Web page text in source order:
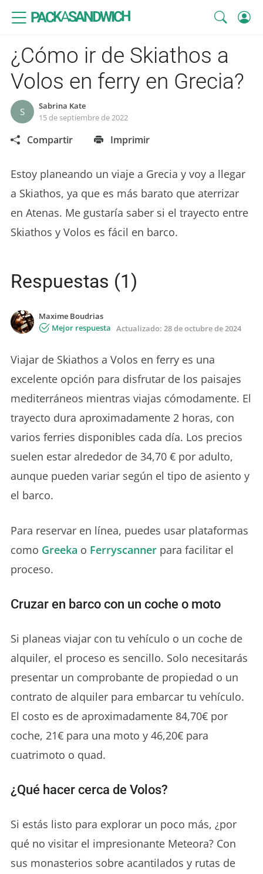
PACKASANDWICH
¿Cómo ir de Skiathos a
Volos en ferry en Grecia?
S
Sabrina Kate
15 de septiembre de 2022
Compartir Imprimir
Estoy planeando un viaje a Grecia y voy a llegar
a Skiathos, ya que es más barato que aterrizar
en Atenas. Me gustaría saber si el trayecto entre
Skiathos y Volos es fácil en barco.
Respuestas (1)
Maxime Boudrias
Mejor respuesta Actualizado: 28 de octubre de 2024
Viajar de Skiathos a Volos en ferry es una
excelente opción para disfrutar de los paisajes
mediterráneos mientras viajas cómodamente. El
trayecto dura aproximadamente 2 horas, con
varios ferries disponibles cada día. Los precios
suelen estar alrededor de 34,70 € por adulto,
aunque pueden variar según el tipo de asiento y
el barco.
Para reservar en línea, puedes usar plataformas
como Greeka o Ferryscanner para facilitar el
proceso.
Cruzar en barco con un coche o moto
Si planeas viajar con tu vehículo o un coche de
alquiler, el proceso es sencillo. Solo necesitarás
presentar un comprobante de propiedad o un
contrato de alquiler para embarcar tu vehículo.
El costo es de aproximadamente 84,70€ por
coche, 21€ para una moto y 46,20€ para
cuatrimoto o quad.
¿Qué hacer cerca de Volos?
Si estás listo para explorar un poco más, ¿por
qué no visitar el impresionante Meteora? Con
sus monasterios sobre acantilados y rutas de